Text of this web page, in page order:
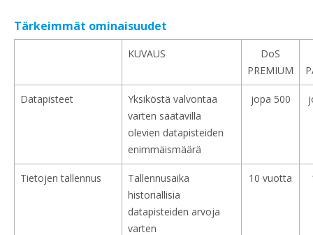
Tärkeimmät ominaisuudet
KUVAUS
DoS
PREMIUM
Datapisteet
Yksiköstä valvontaa
varten saatavilla
olevien datapisteiden
enimmäismäärä
jopa 500
Tietojen tallennus
Tallennusaika
historiallisia
datapisteiden arvoja
varten
10 vuotta